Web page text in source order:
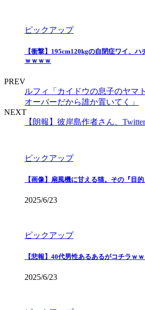
ピックアップ
【衝撃】195cm120kgの自閉症ワイ、
ｗｗｗｗ
PREV
ルフィ「カイドウの息子のヤマ
オーバーだから誰か置いてく」
NEXT
【朗報】彼岸島作者さん、
ピックアップ
【画像】扇風機に甘える猫。その『目
2025/6/23
ピックアップ
【悲報】40代男性あるあるがコチラｗ
2025/6/23